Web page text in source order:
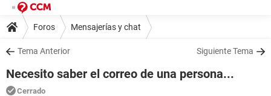
Foros Mensajerías y chat
Tema Anterior Siguiente Tema
Necesito saber el correo de una persona...
Cerrado